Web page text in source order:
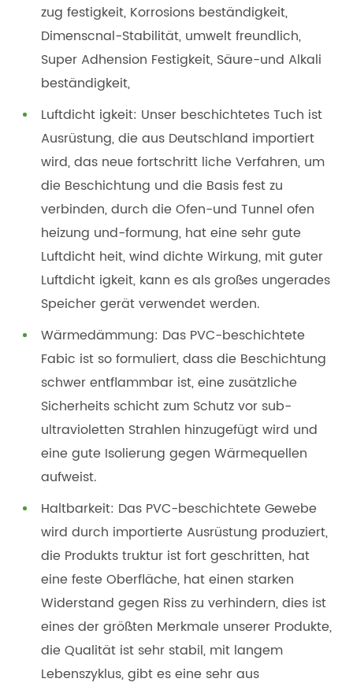
zug festigkeit, Korrosions beständigkeit,
Dimenscnal-Stabilität, umwelt freundlich,
Super Adhension Festigkeit, Säure-und Alkali
beständigkeit,
Luftdicht igkeit: Unser beschichtetes Tuch ist
Ausrüstung, die aus Deutschland importiert
wird, das neue fortschritt liche Verfahren, um
die Beschichtung und die Basis fest zu
verbinden, durch die Ofen-und Tunnel ofen
heizung und-formung, hat eine sehr gute
Luftdicht heit, wind dichte Wirkung, mit guter
Luftdicht igkeit, kann es als großes ungerades
Speicher gerät verwendet werden.
Wärmedämmung: Das PVC-beschichtete
Fabic ist so formuliert, dass die Beschichtung
schwer entflammbar ist, eine zusätzliche
Sicherheits schicht zum Schutz vor sub-
ultravioletten Strahlen hinzugefügt wird und
eine gute Isolierung gegen Wärmequellen
aufweist.
Haltbarkeit: Das PVC-beschichtete Gewebe
wird durch importierte Ausrüstung produziert,
die Produkts truktur ist fort geschritten, hat
eine feste Oberfläche, hat einen starken
Widerstand gegen Riss zu verhindern, dies ist
eines der größten Merkmale unserer Produkte,
die Qualität ist sehr stabil, mit langem
Lebenszyklus, gibt es eine sehr aus